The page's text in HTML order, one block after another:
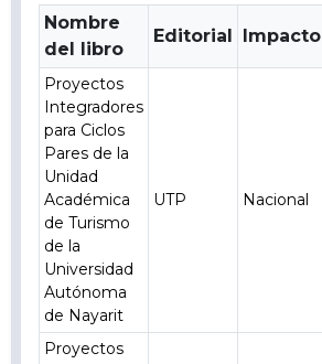
Nombre
del libro
Editorial Impacto
Proyectos
Integradores
para Ciclos
Pares de la
Unidad
Académica
de Turismo
de la
Universidad
Autónoma
de Nayarit
UTP Nacional
Proyectos